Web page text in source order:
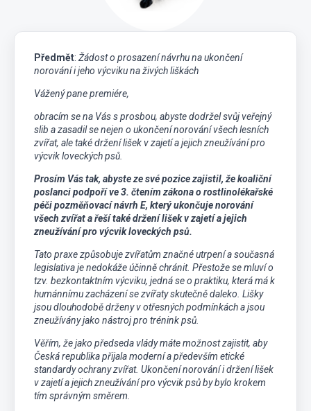
Předmět: Žádost o prosazení návrhu na ukončení
norování i jeho výcviku na živých liškách
Vážený pane premiére,
obracím se na Vás s prosbou, abyste dodržel svůj veřejný
slib a zasadil se nejen o ukončení norování všech lesních
zvířat, ale také držení lišek v zajetí a jejich zneužívání pro
výcvik loveckých psů.
Prosím Vás tak, abyste ze své pozice zajistil, že koaliční
poslanci podpoří ve 3. čtením zákona o rostlinolékařské
péči pozměňovací návrh E, který ukončuje norování
všech zvířat a řeší také držení lišek v zajetí a jejich
zneužívání pro výcvik loveckých psů.
Tato praxe způsobuje zvířatům značné utrpení a současná
legislativa je nedokáže účinně chránit. Přestože se mluví o
tzv. bezkontaktním výcviku, jedná se o praktiku, která má k
humánnímu zacházení se zvířaty skutečně daleko. Lišky
jsou dlouhodobě drženy v otřesných podmínkách a jsou
zneužívány jako nástroj pro trénink psů.
Věřím, že jako předseda vlády máte možnost zajistit, aby
Česká republika přijala moderní a především etické
standardy ochrany zvířat. Ukončení norování i držení lišek
v zajetí a jejich zneužívání pro výcvik psů by bylo krokem
tím správným směrem.